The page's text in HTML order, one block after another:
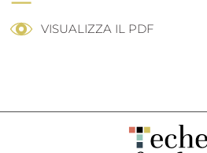
VISUALIZZA IL PDF